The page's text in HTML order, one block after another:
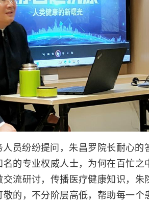
员纷纷提问，朱昌罗院长耐心的
的专业权威人士，为何在百忙之
流研讨，传播医疗健康知识，朱
的，不分阶层高低，帮助每一个